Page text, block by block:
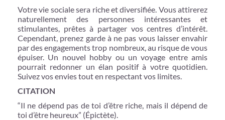
Votre vie sociale sera riche et diversifiée. Vous attirerez
naturellement des personnes intéressantes et
stimulantes, prêtes à partager vos centres d’intérêt.
Cependant, prenez garde à ne pas vous laisser envahir
par des engagements trop nombreux, au risque de vous
épuiser. Un nouvel hobby ou un voyage entre amis
pourrait redonner un élan positif à votre quotidien.
Suivez vos envies tout en respectant vos limites.
CITATION
“Il ne dépend pas de toi d’être riche, mais il dépend de
toi d’être heureux” (Épictète).